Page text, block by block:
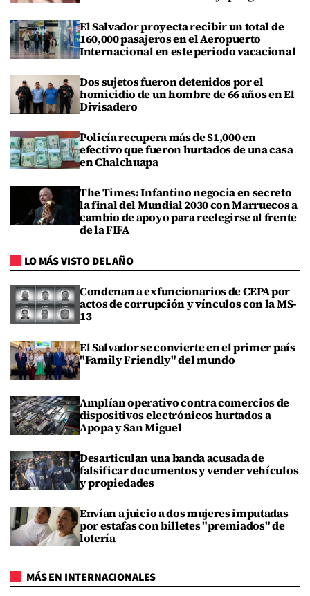
El Salvador proyecta recibir un total de
160,000 pasajeros en el Aeropuerto
Internacional en este periodo vacacional
Dos sujetos fueron detenidos por el
homicidio de un hombre de 66 años en El
Divisadero
Policía recupera más de $1,000 en
efectivo que fueron hurtados de una casa
en Chalchuapa
The Times: Infantino negocia en secreto
la final del Mundial 2030 con Marruecos a
cambio de apoyo para reelegirse al frente
de la FIFA
LO MÁS VISTO DEL AÑO
Condenan a exfuncionarios de CEPA por
actos de corrupción y vínculos con la MS-
13
El Salvador se convierte en el primer país
"Family Friendly" del mundo
Amplían operativo contra comercios de
dispositivos electrónicos hurtados a
Apopa y San Miguel
Desarticulan una banda acusada de
falsificar documentos y vender vehículos
y propiedades
Envían a juicio a dos mujeres imputadas
por estafas con billetes "premiados" de
lotería
MÁS EN INTERNACIONALES